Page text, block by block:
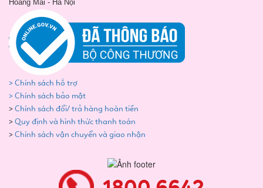
Hoàng Mai - Hà Nội
> Chính sách hỗ trợ
> Chính sách bảo mật
>Chính sách đổi/ trả hàng hoàn tiền
>Quy định và hình thức thanh toán
>Chính sách vận chuyển và giao nhận